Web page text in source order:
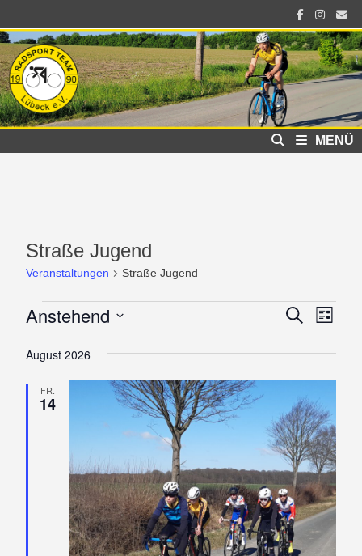
springen
MENÜ
Straße Jugend
Veranstaltungen Straße Jugend
Veranstaltungen SUCHE
LISTE
Anstehend
wählen.
August 2026
FR.
14